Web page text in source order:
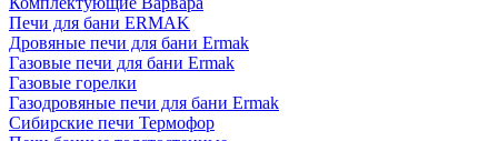
Печи для бани ERMAK
Дровяные печи для бани Ermak
Газовые печи для бани Ermak
Газовые горелки
Газодровяные печи для бани Ermak
Сибирские печи Термофор